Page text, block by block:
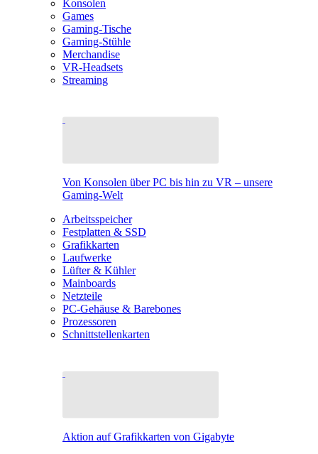
Konsolen
Games
Gaming-Tische
Gaming-Stühle
Merchandise
VR-Headsets
Streaming
Von Konsolen über PC bis hin zu VR – unsere
Gaming-Welt
Arbeitsspeicher
Festplatten & SSD
Grafikkarten
Laufwerke
Lüfter & Kühler
Mainboards
Netzteile
PC-Gehäuse & Barebones
Prozessoren
Schnittstellenkarten
Aktion auf Grafikkarten von Gigabyte